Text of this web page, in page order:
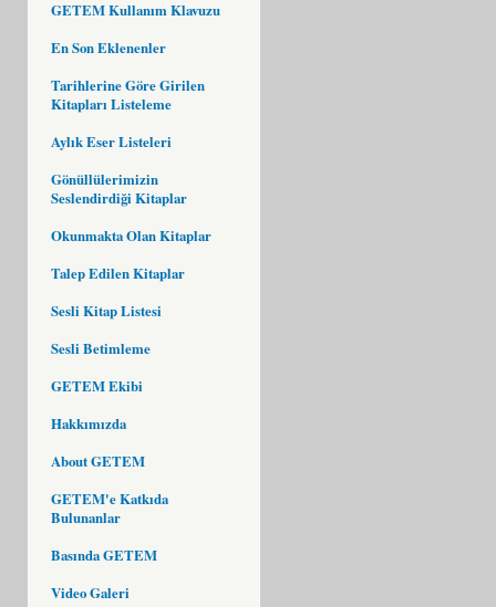
GETEM Kullanım Klavuzu
En Son Eklenenler
Tarihlerine Göre Girilen
Kitapları Listeleme
Aylık Eser Listeleri
Gönüllülerimizin
Seslendirdiği Kitaplar
Okunmakta Olan Kitaplar
Talep Edilen Kitaplar
Sesli Kitap Listesi
Sesli Betimleme
GETEM Ekibi
Hakkımızda
About GETEM
GETEM'e Katkıda
Bulunanlar
Basında GETEM
Video Galeri